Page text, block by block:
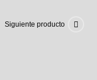
Siguiente producto